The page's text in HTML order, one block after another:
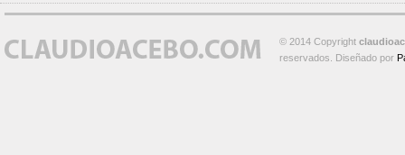
© 2014 Copyright
reservados. Diseñado por